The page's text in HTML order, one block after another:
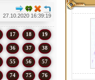
27.10.2020 16:39:19
17 18 19
36 37 38
55 56 57
74 75 76